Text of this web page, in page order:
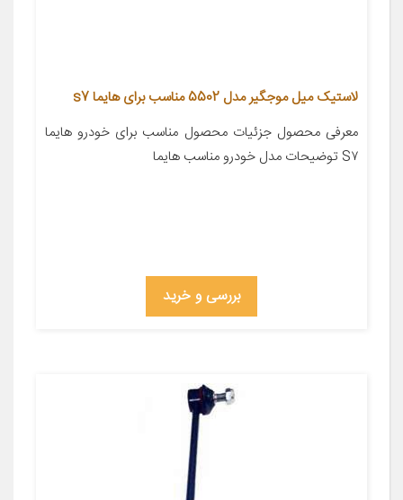
لاستیک میل موجگیر مدل 5502 مناسب برای هایما s7
معرفی محصول جزئیات محصول مناسب برای خودرو هایما
S۷ توضیحات مدل خودرو مناسب هایما
بررسی و خرید